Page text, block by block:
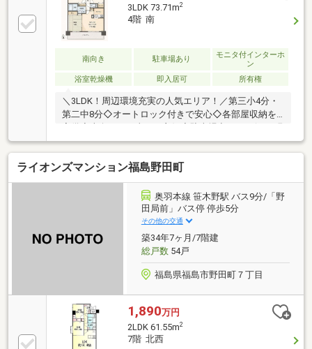
3LDK 73.71m2
4階 南
南向き 駐車場あり
モニタ付インターホ
ン
浴室乾燥機
即入居可 所有権
＼3LDK！周辺環境充実の人気エリア！／第三小4分・
第二中8分◇オートロック付きで安心◇各部屋収納を
完備◇南向きで日当たり良好◇駐車場空きあり(7/16現
在)
ライオンズマンション福島野田町
奥羽本線 笹木野駅 バス9分/「野
田局前」バス停 停歩5分
その他の交通
築34年7ヶ月/7階建
総戸数54戸
福島県福島市野田町７丁目
1,890万円
2LDK 61.55m2
7階 北西